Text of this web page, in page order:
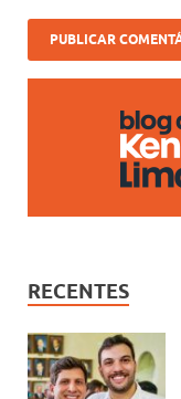
RECENTES